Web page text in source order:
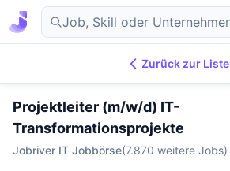
DE
Zurück zur Liste
Projektleiter (m/w/d) IT-
Transformationsprojekte
Jobriver IT Jobbörse(7.870 weitere Jobs)